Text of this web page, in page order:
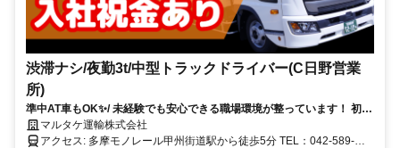
渋滞ナシ/夜勤3t/中型トラックドライバー(C日野営業
所)
準中AT車もOK✨/ 未経験でも安心できる職場環境が整っています！ 初め
てのトラックドライバーを目指しませんか？
マルタケ運輸株式会社
アクセス: 多摩モノレール甲州街道駅から徒歩5分 TEL：042-589-